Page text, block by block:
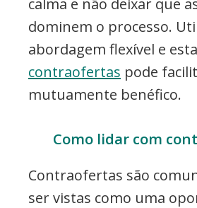
dominem o processo.
abordagem flexível e
contraofertas pode
mutuamente benéfico.
Como lidar com
Contraofertas são
ser vistas como uma